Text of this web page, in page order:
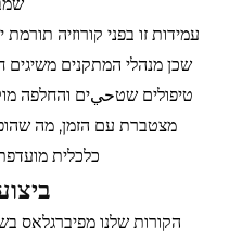
עמידות זו בפני קורוזיה
שכן מנהלי המתקנים משיגים
טיפולים שטحيים והחלפה
כלכלית
הקורות שלנו מפיברגלאס